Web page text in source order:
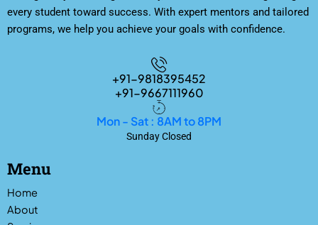
every student toward success. With expert mentors and tailored
programs, we help you achieve your goals with confidence.
+91-9818395452
+91-9667111960
Mon - Sat : 8AM to 8PM
Sunday Closed
Menu
Home
About